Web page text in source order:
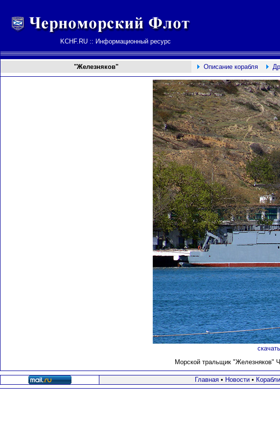
KCHF.RU :: Информационный ресурс
"Железняков" Описание корабля
Морской тральщик "Железняков"
Главная• Новости• Корабли